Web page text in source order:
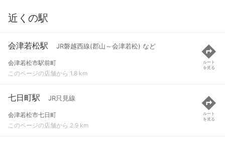
近くの駅
会津若松駅 JR磐越西線(郡山～会津若松) など
会津若松市駅前町
このページの店舗から 1.8 km
ルート
を見る
七日町駅 JR只見線
会津若松市七日町
このページの店舗から 2.9 km
ルート
を見る